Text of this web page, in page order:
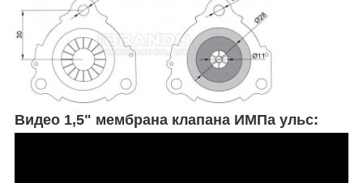
Видео 1,5" мембрана клапана ИМПа ульс: